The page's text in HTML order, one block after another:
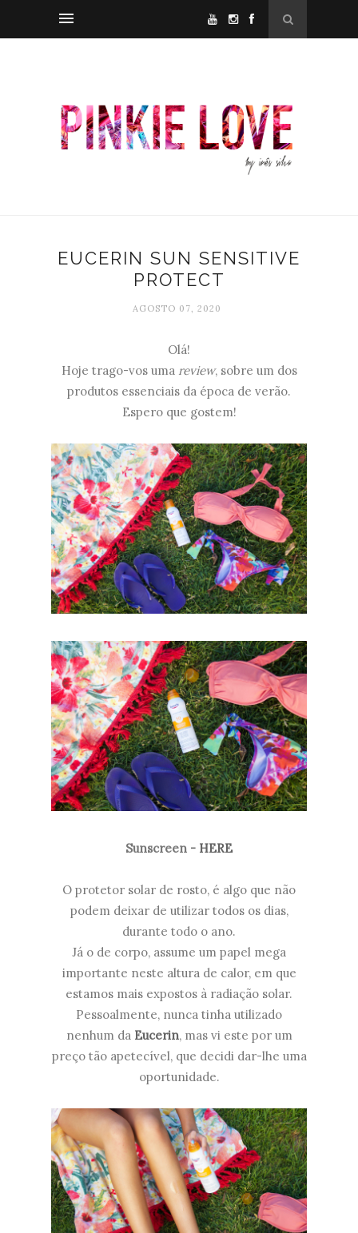
EUCERIN SUN SENSITIVE
PROTECT
AGOSTO 07, 2020
Olá!
Hoje trago-vos uma review, sobre um dos
produtos essenciais da época de verão.
Espero que gostem!
Sunscreen - HERE
O protetor solar de rosto, é algo que não
podem deixar de utilizar todos os dias,
durante todo o ano.
Já o de corpo, assume um papel mega
importante neste altura de calor, em que
estamos mais expostos à radiação solar.
Pessoalmente, nunca tinha utilizado
nenhum da Eucerin, mas vi este por um
preço tão apetecível, que decidi dar-lhe uma
oportunidade.